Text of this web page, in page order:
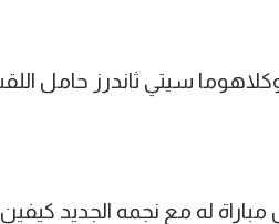
أوكلاهوما سيتي ثاندرز
له مع نجمه الجديد